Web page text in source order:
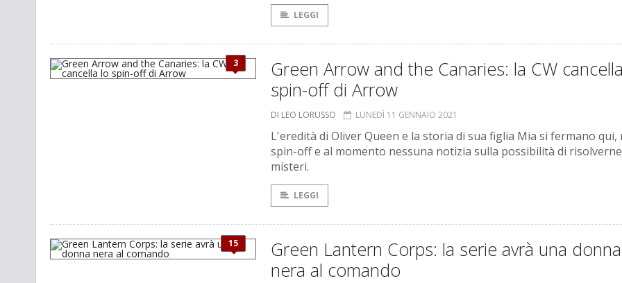
LEGGI
3
Green Arrow and the Canaries: la CW
spin-off di Arrow
DI LEO LORUSSO LUNEDÌ 11 GENNAIO 2021
L'eredità di Oliver Queen e la storia di sua figlia Mia si fermano qui,
spin-off e al momento nessuna notizia sulla possibilità di
misteri.
LEGGI
15
Green Lantern Corps: la serie avrà una donna
nera al comando